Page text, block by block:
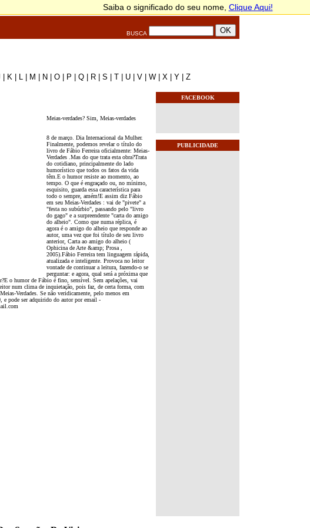
BUSCA
K L M N O P Q R S T U V W X Y Z
Meias-verdades? Sim, Meias-verdades
8 de março. Dia Internacional da Mulher.
Finalmente, podemos revelar o título do
livro de Fábio Ferreira oficialmente: Meias-
Verdades .Mas do que trata esta obra?Trata
do cotidiano, principalmente do lado
humorístico que todos os fatos da vida
têm.E o humor resiste ao momento, ao
tempo. O que é engraçado ou, no mínimo,
esquisito, guarda essa característica para
todo o sempre, amém!E assim diz Fábio
em seu Meias-Verdades : vai de "pivete" a
"festa no subúrbio", passando pelo "livro
do gago" e a surpreendente "carta do amigo
do alheio". Como que numa réplica, é
agora é o amigo do alheio que responde ao
autor, uma vez que foi título de seu livro
anterior, Carta ao amigo do alheio (
Ophicina de Arte &amp; Prosa ,
2005).Fábio Ferreira tem linguagem rápida,
atualizada e inteligente. Provoca no leitor
vontade de continuar a leitura, fazendo-o se
perguntar: e agora, qual será a próxima que
o humor de Fábio é fino, sensível. Sem apelações, vai
num clima de inquietação, pois faz, de certa forma, com
Verdades. Se não veridicamente, pelo menos em
pode ser adquirido do autor por email -
FACEBOOK
PUBLICIDADE